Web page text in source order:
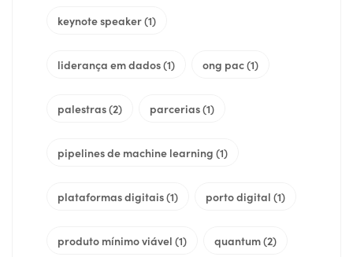
keynote speaker(1)
liderança em dados(1) ong pac(1)
palestras(2) parcerias(1)
pipelines de machine learning (1)
plataformas digitais(1) porto digital (1)
produto mínimo viável (1) quantum(2)